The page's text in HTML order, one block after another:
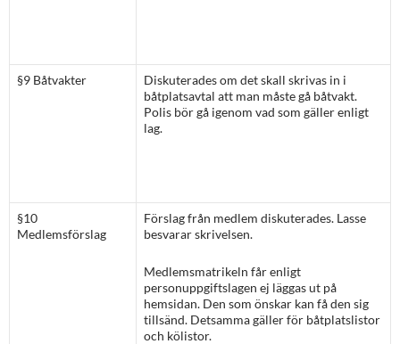
§9 Båtvakter
Diskuterades om det skall skrivas in i
båtplatsavtal att man måste gå båtvakt.
Polis bör gå igenom vad som gäller enligt
lag.
§10
Medlemsförslag
Förslag från medlem diskuterades. Lasse
besvarar skrivelsen.
Medlemsmatrikeln får enligt
personuppgiftslagen ej läggas ut på
hemsidan. Den som önskar kan få den sig
tillsänd. Detsamma gäller för båtplatslistor
och kölistor.